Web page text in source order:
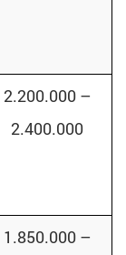
2.200.000 –
2.400.000
1.850.000 –